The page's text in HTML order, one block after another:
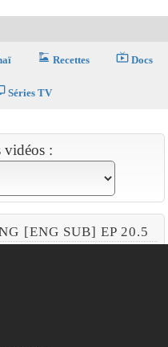
dinner_dining Recettes live_tv Docs
Séries TV
vidéos :
[ENG SUB] EP 20.5